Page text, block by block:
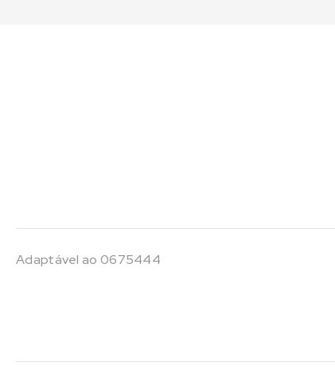
Adaptável ao 0675444